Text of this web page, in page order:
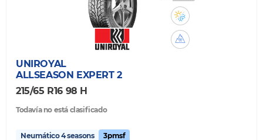
UNIROYAL
ALLSEASON EXPERT 2
215/65 R16 98 H
Todavía no está clasificado
Neumático 4 seasons 3pmsf